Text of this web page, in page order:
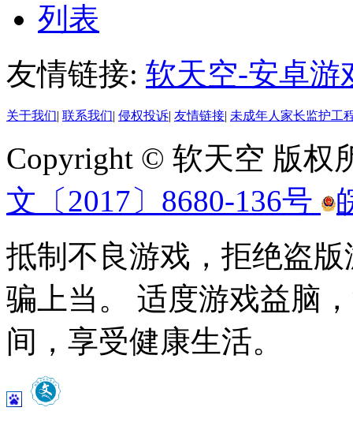
列表
友情链接: 软天空-安卓游
关于我们| 联系我们| 侵权投诉| 友情链接| 未成年人家长监护工
Copyright © 软天空 版权
文〔2017〕8680-136号
抵制不良游戏，拒绝盗
骗上当。 适度游戏益脑
间，享受健康生活。